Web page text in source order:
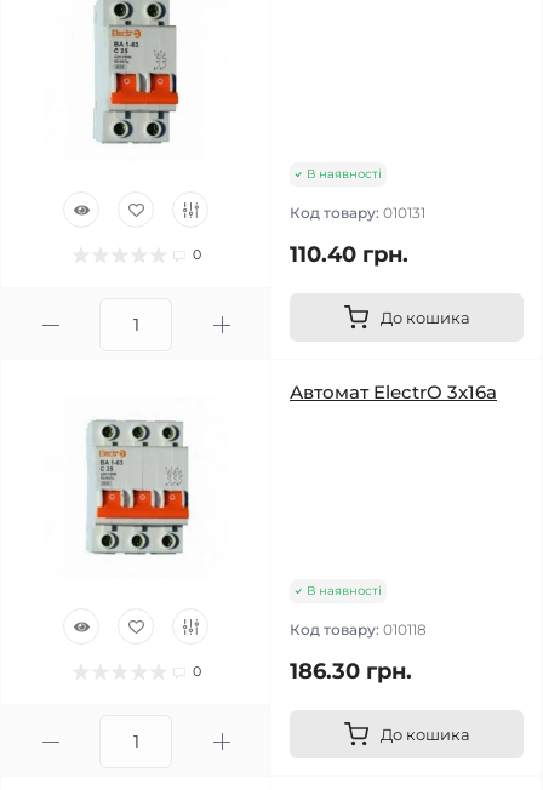
0
В наявності
Код товару: 010131
110.40 грн.
До кошика
0
Автомат ElectrO 3х16а
В наявності
Код товару: 010118
186.30 грн.
До кошика